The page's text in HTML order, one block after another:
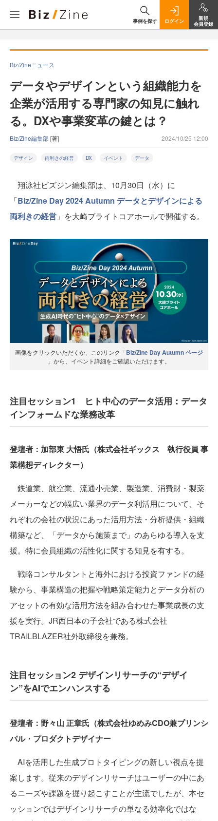
事例を探す ログイン
新規
会員登録
Biz/Zineニュース
データやデザインという組織能力を
企業が活用する専門家の知見に触れ
る。DXや事業変革の鍵とは？
Biz/Zine編集部[著] 2024/10/25 12:00
デザイン 両利きの経営 DX イベント データ
翔泳社ビズジン編集部は、10月30日（水）に
「Biz/Zine Day 2024 Autumn データとデザインによる
両利きの経営 」を大崎ブライトコアホールで開催する。
画像をクリックいただくか、このリンク「Biz/Zine Day Autumn ページ
」から、イベント詳細をご確認いただけます。
注目セッション1 ヒト中心のデータ活用：データ
インフォームドな業務改革
登壇者：加部東 大悟氏（株式会社ギックス 執行役員 事
業構想ディレクター）
鉄道業、航空業、流通小売業、製造業、消費財・製薬
メーカーなどの幅広い業界のデータ利活用について、そ
れぞれの会社の状況にあった活用方法・分析提供・組織
構築など、「データから施策まで」のあらゆる導入を支
援。特に会員組織の活性化に関する知見を有する。
戦略コンサルタントと海外における投資ファンドの経
験から、事業構造の把握や戦略策定能力とデータ分析の
アセットの有効な活用方法を組み合わせた事業成長の支
援を実行。JR西日本の子会社である株式会社
TRAILBLAZER社外取締役を兼務。
注目セッション2 デザインリサーチの“デザイ
ン”をAIでエンハンスする
登壇者：野々山 正章氏（株式会社ゆめみCDO兼プリンシ
パル・プロダクトデザイナー
AIを活用した生成プロトタイピングの新しい視点を提
案します。従来のデザインリサーチはユーザーの中にあ
るニーズや課題を掘り起こすことが主流でしたが、本セ
ッションではデザインリサーチの単なる効率化ではな